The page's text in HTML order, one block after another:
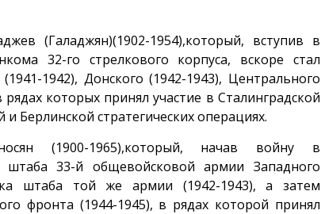
(Галаджян)(1902-1954),который, вступив в
32-го стрелкового корпуса, вскоре стал
1942), Донского (1942-1943), Центрального
которых принял участие в Сталинградской
Берлинской стратегических операциях.
(1900-1965),который, начав войну в
штаба 33-й общевойсковой армии Западного
штаба той же армии (1942-1943), а затем
фронта (1944-1945), в рядах которой принял